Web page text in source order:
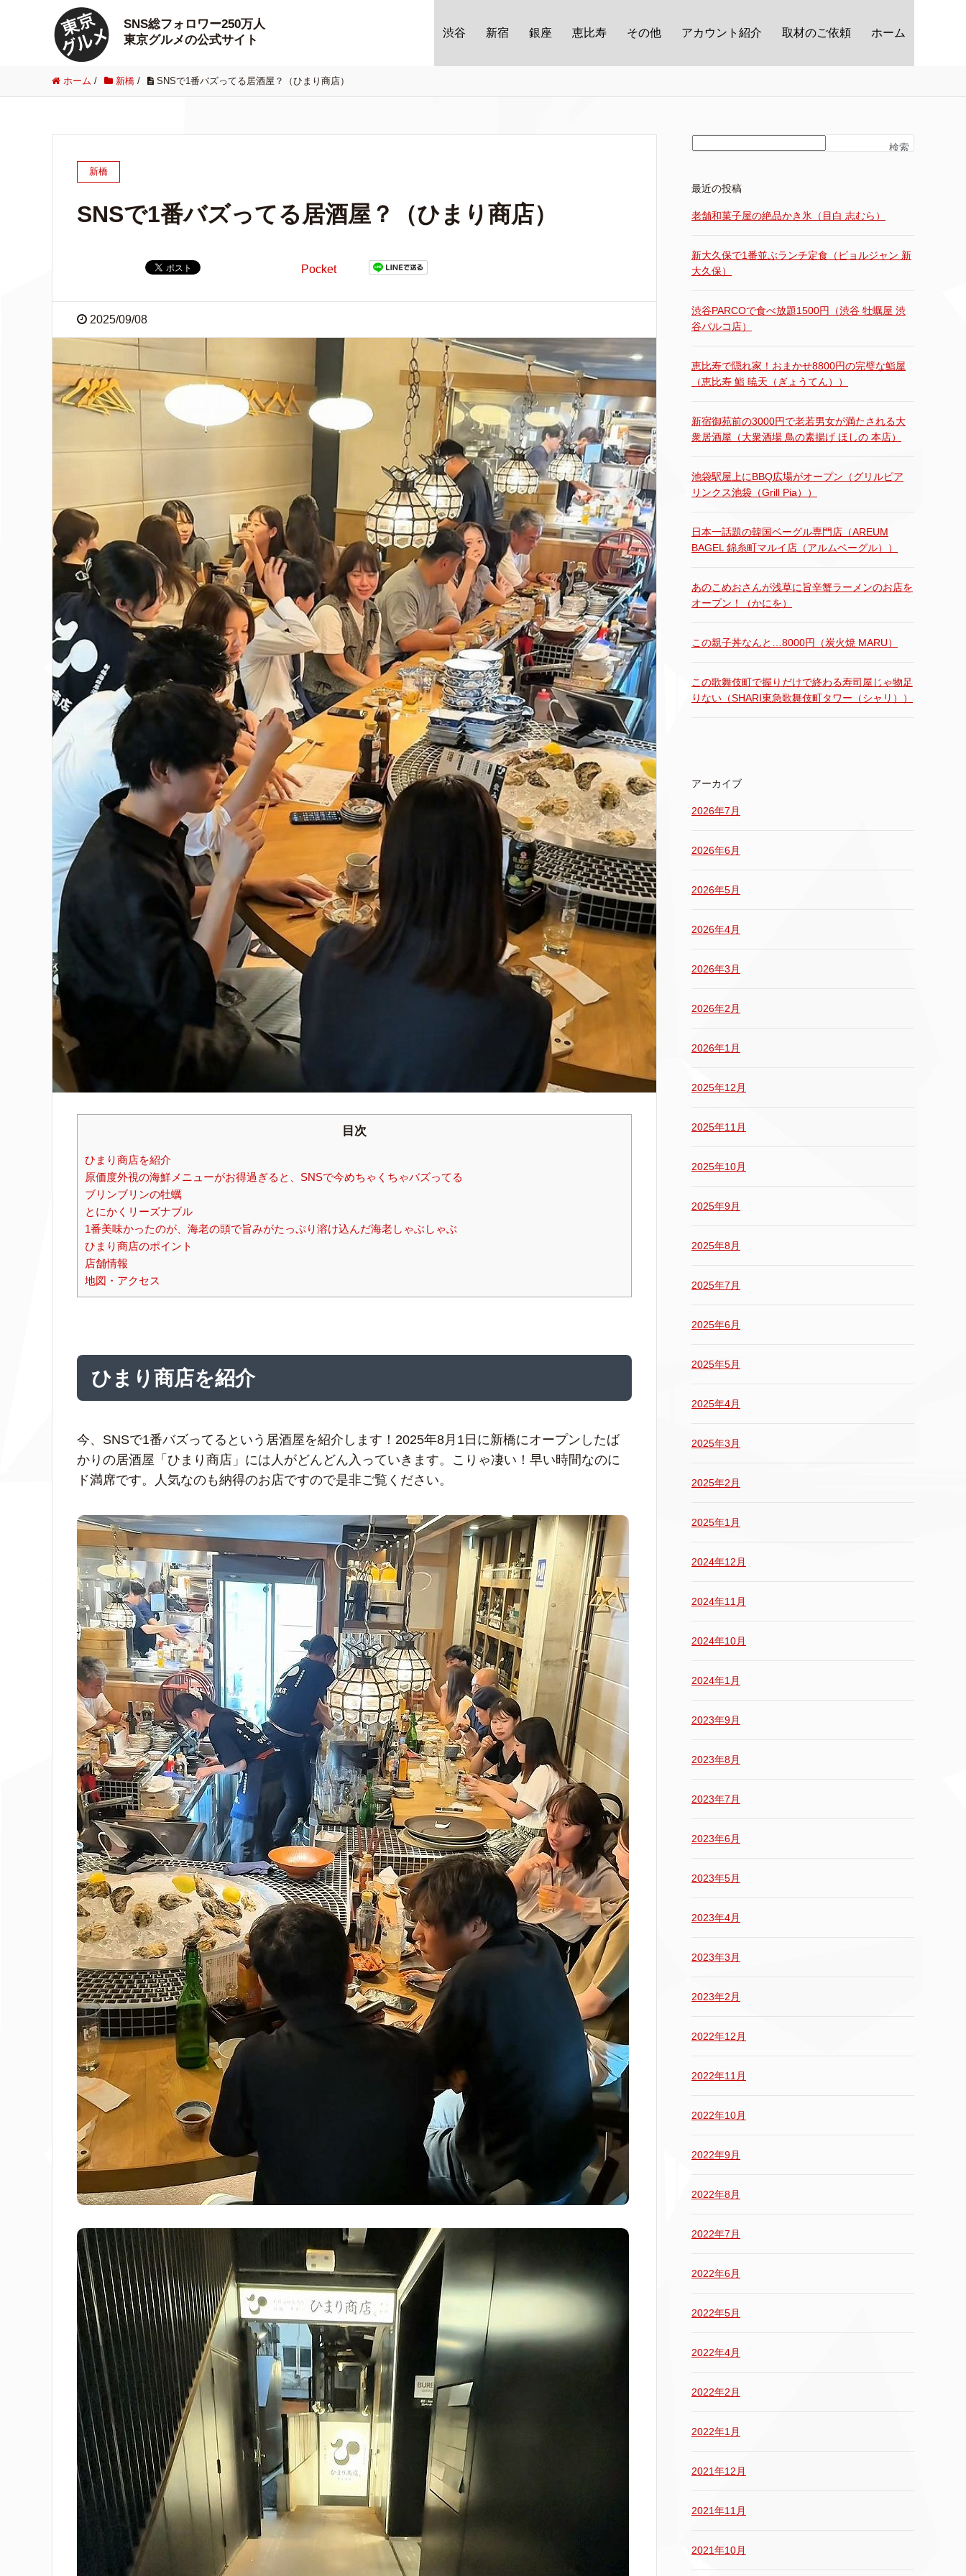
SNS総フォロワー250万人
東京グルメの公式サイト
渋谷 新宿 銀座 恵比寿 その他 アカウント紹介 取材のご依頼 ホーム
ホーム / 新橋 / SNSで1番バズってる居酒屋？（ひまり商店）
新橋
SNSで1番バズってる居酒屋？（ひまり商店）
Pocket
2025/09/08
目次
ひまり商店を紹介
原価度外視の海鮮メニューがお得過ぎると、SNSで今めちゃくちゃバズってる
ブリンブリンの牡蠣
とにかくリーズナブル
1番美味かったのが、海老の頭で旨みがたっぷり溶け込んだ海老しゃぶしゃぶ
ひまり商店のポイント
店舗情報
地図・アクセス
ひまり商店を紹介
今、SNSで1番バズってるという居酒屋を紹介します！2025年8月1日に新橋にオープンしたば
かりの居酒屋「ひまり商店」には人がどんどん入っていきます。こりゃ凄い！早い時間なのに
ド満席です。人気なのも納得のお店ですので是非ご覧ください。
検索
最近の投稿
老舗和菓子屋の絶品かき氷（目白 志むら）
新大久保で1番並ぶランチ定食（ビョルジャン 新
大久保）
渋谷PARCOで食べ放題1500円（渋谷 牡蠣屋 渋
谷パルコ店）
恵比寿で隠れ家！おまかせ8800円の完璧な鮨屋
（恵比寿 鮨 暁天（ぎょうてん））
新宿御苑前の3000円で老若男女が満たされる大
衆居酒屋（大衆酒場 鳥の素揚げ ほしの 本店）
池袋駅屋上にBBQ広場がオープン（グリルピア
リンクス池袋（Grill Pia））
日本一話題の韓国ベーグル専門店（AREUM
BAGEL 錦糸町マルイ店（アルムベーグル））
あのこめおさんが浅草に旨辛蟹ラーメンのお店を
オープン！（かにを）
この親子丼なんと…8000円（炭火焼 MARU）
この歌舞伎町で握りだけで終わる寿司屋じゃ物足
りない（SHARI東急歌舞伎町タワー（シャリ））
アーカイブ
2026年7月
2026年6月
2026年5月
2026年4月
2026年3月
2026年2月
2026年1月
2025年12月
2025年11月
2025年10月
2025年9月
2025年8月
2025年7月
2025年6月
2025年5月
2025年4月
2025年3月
2025年2月
2025年1月
2024年12月
2024年11月
2024年10月
2024年1月
2023年9月
2023年8月
2023年7月
2023年6月
2023年5月
2023年4月
2023年3月
2023年2月
2022年12月
2022年11月
2022年10月
2022年9月
2022年8月
2022年7月
2022年6月
2022年5月
2022年4月
2022年2月
2022年1月
2021年12月
2021年11月
2021年10月